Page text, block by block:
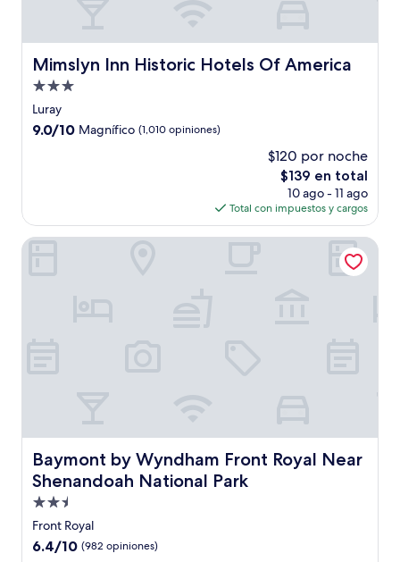
Mimslyn Inn Historic Hotels Of America
Mimslyn Inn Historic Hotels Of America
Propiedad
de
3.0
Luray
9.0
9.0/10 Magnífico (1,010 opiniones)
$120 por noche
El
precio
actual
es
de
$139 en total
10 ago - 11 ago
Total con impuestos y cargos
Baymont by Wyndham Front Royal Near
Shenandoah National Park
Baymont by Wyndham Front Royal Near Shenandoah
Propiedad
de
2.5
Front Royal
6.4
6.4/10 (982 opiniones)
Baymont by Wyndham Front Royal Near Shenandoah